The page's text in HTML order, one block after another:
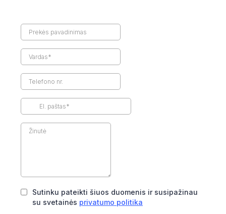
Sutinku pateikti šiuos duomenis ir susipažinau
su svetainės privatumo politika